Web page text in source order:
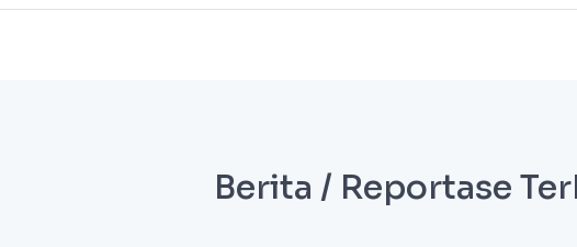
Berita / Reportase